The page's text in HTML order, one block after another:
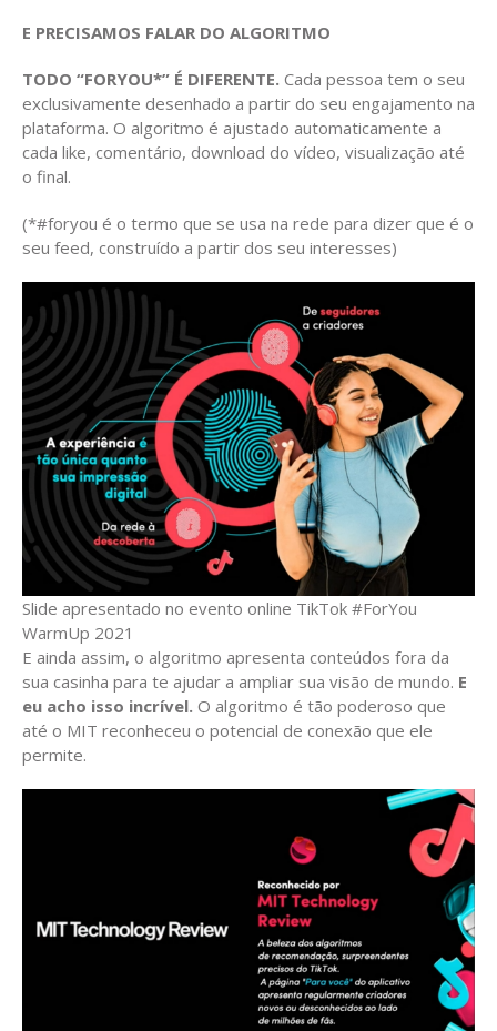
E PRECISAMOS FALAR DO ALGORITMO
TODO “FORYOU*” É DIFERENTE. Cada pessoa tem o seu
exclusivamente desenhado a partir do seu engajamento na
plataforma. O algoritmo é ajustado automaticamente a
cada like, comentário, download do vídeo, visualização até
o final.
(*#foryou é o termo que se usa na rede para dizer que é o
seu feed, construído a partir dos seu interesses)
Slide apresentado no evento online TikTok #ForYou
WarmUp 2021
E ainda assim, o algoritmo apresenta conteúdos fora da
sua casinha para te ajudar a ampliar sua visão de mundo. E
eu acho isso incrível. O algoritmo é tão poderoso que
até o MIT reconheceu o potencial de conexão que ele
permite.